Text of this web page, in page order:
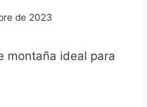
de 2023
montaña ideal para